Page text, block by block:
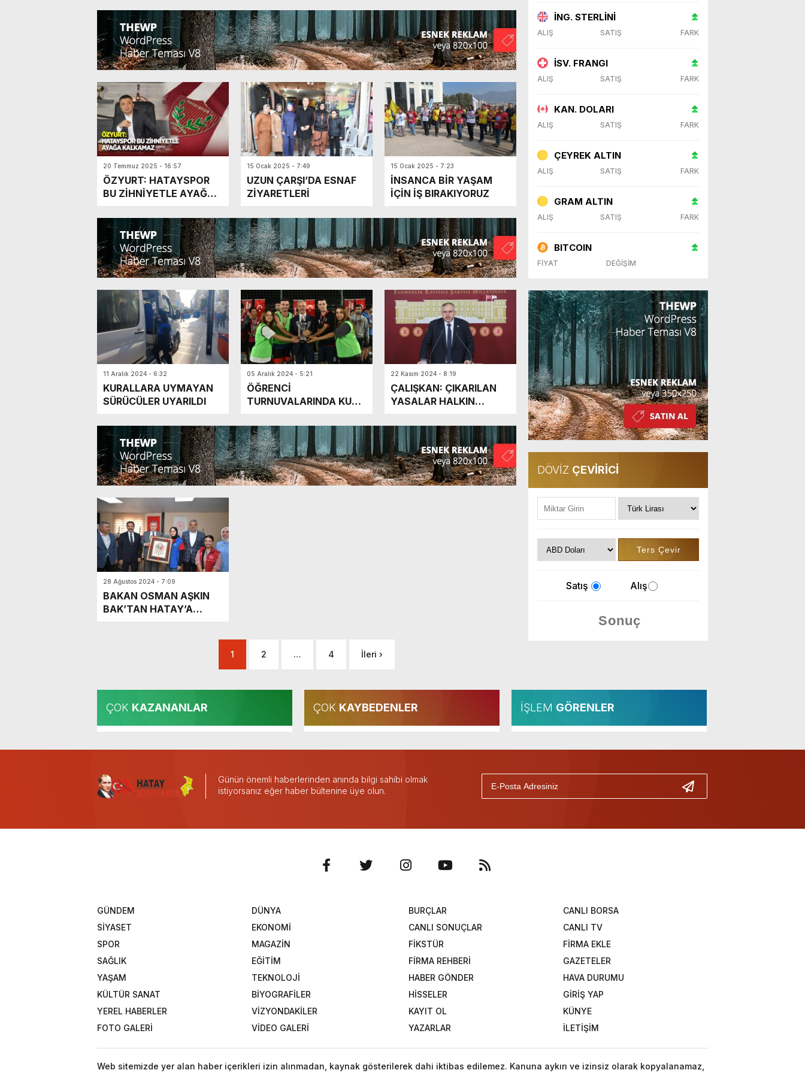
Hazırım”
20 Temmuz 2025 - 16:57
ÖZYURT: HATAYSPOR
BU ZİHNİYETLE AYAĞA
15 Ocak 2025 - 7:49
UZUN ÇARŞI’DA ESNAF
ZİYARETLERİ
15 Ocak 2025 - 7:23
İNSANCA BİR YAŞAM
İÇİN İŞ BIRAKIYORUZ
11 Aralık 2024 - 6:32
KURALLARA UYMAYAN
SÜRÜCÜLER UYARILDI
05 Aralık 2024 - 5:21
ÖĞRENCİ
TURNUVALARINDA KUPA
22 Kasım 2024 - 8:19
ÇALIŞKAN: ÇIKARILAN
YASALAR HALKIN
KARŞILAMIYOR*
28 Ağustos 2024 - 7:09
BAKAN OSMAN AŞKIN
BAK’TAN HATAY’A
1 2 … 4 İleri ›
İNG. STERLİNİ
ALIŞ SATIŞ FARK
İSV. FRANGI
ALIŞ SATIŞ FARK
KAN. DOLARI
ALIŞ SATIŞ FARK
ÇEYREK ALTIN
ALIŞ SATIŞ FARK
GRAM ALTIN
ALIŞ SATIŞ FARK
BITCOIN
FİYAT DEĞİŞİM
DÖVİZ ÇEVİRİCİ
Satış Alış
ÇOK KAZANANLAR ÇOK KAYBEDENLER İŞLEM GÖRENLER
Günün önemli haberlerinden anında bilgi sahibi olmak
istiyorsanız eğer haber bültenine üye olun.
GÜNDEM
DÜNYA
SİYASET
EKONOMİ
SPOR
MAGAZİN
SAĞLIK
EĞİTİM
YAŞAM
TEKNOLOJİ
KÜLTÜR SANAT
BİYOGRAFİLER
YEREL HABERLER
VİZYONDAKİLER
FOTO GALERİ
VİDEO GALERİ
BURÇLAR
CANLI BORSA
CANLI SONUÇLAR
CANLI TV
FİKSTÜR
FİRMA EKLE
FİRMA REHBERİ
GAZETELER
HABER GÖNDER
HAVA DURUMU
HİSSELER
GİRİŞ YAP
KAYIT OL
KÜNYE
YAZARLAR
İLETİŞİM
Web sitemizde yer alan haber içerikleri izin alınmadan, kaynak gösterilerek dahi iktibas edilemez. Kanuna aykırı ve izinsiz olarak kopyalanamaz,